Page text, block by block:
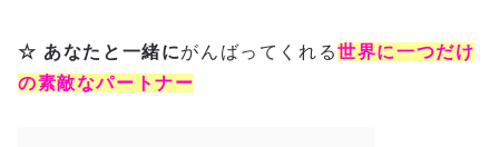
☆ あなたと一緒にがんばってくれる世界に一つだけ
の素敵なパートナー